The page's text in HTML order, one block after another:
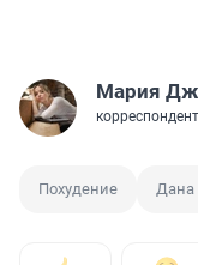
Мария
Похудение Дана